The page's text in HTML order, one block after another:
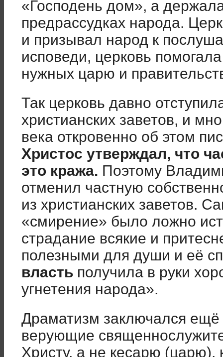
«Господень дом», а
предрассудках народа.
и призывал народ к
исповеди, церковь
нужных царю и
Так церковь давно
христианских заветов, и
века откровенно об этом
Христос утверждал, что
это кража. Поэтому
отменил частную
из христианских заветов.
«смирение» было ложно
страдание всякие и
полезными для души и её
власть получила в руки
угнетения народа».
Драматизм заключался ещё
верующие
Христу, а не кесарю